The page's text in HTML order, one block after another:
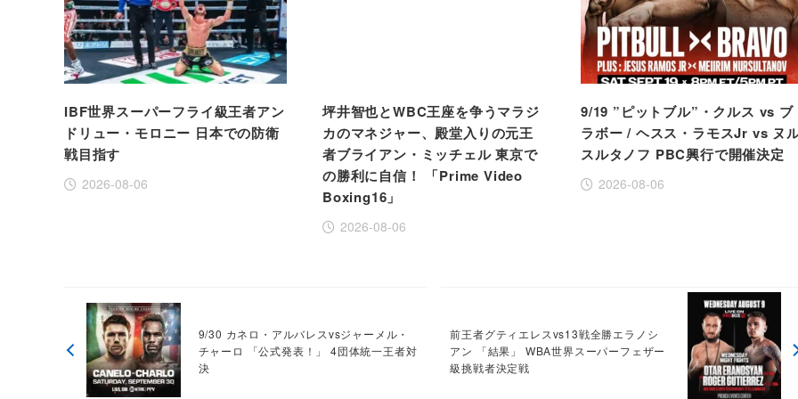
IBF世界スーパーフライ級王者アン
ドリュー・モロニー 日本での防衛
戦目指す
2026-08-06
坪井智也とWBC王座を争うマラジ
カのマネジャー、殿堂入りの元王
者ブライアン・ミッチェル 東京で
の勝利に自信！ 「Prime Video
Boxing16」
2026-08-06
9/19 ”ピットブル”・クルス vs ブ
ラボー / ヘスス・ラモスJr vs ヌ
スルタノフ PBC興行で開催決定
2026-08-06
9/30 カネロ・アルバレスvsジャーメル・
チャーロ 「公式発表！」 4団体統一王者対
決
前王者グティエレスvs13戦全勝エラノシ
アン 「結果」 WBA世界スーパーフェザー
級挑戦者決定戦